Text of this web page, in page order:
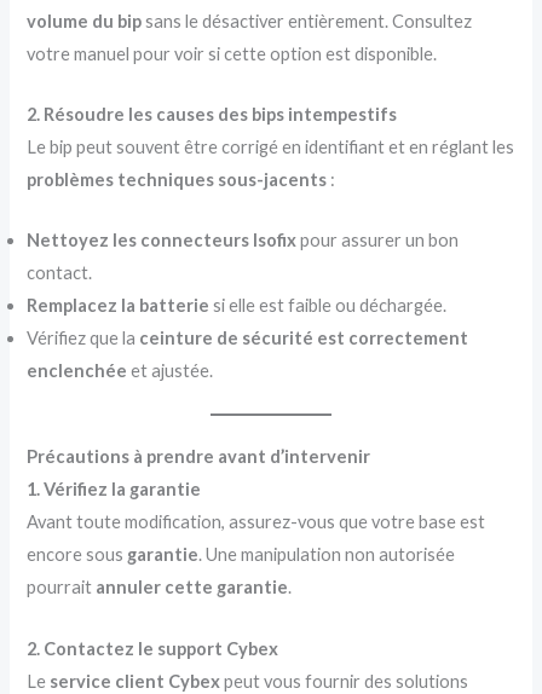
volume du bipsans le désactiver entièrement. Consultez
votre manuel pour voir si cette option est disponible.
2. Résoudre les causes des bips intempestifs
Le bip peut souvent être corrigé en identifiant et en réglant les
problèmes techniques sous-jacents :
Nettoyez les connecteurs Isofixpour assurer un bon
contact.
Remplacez la batterie si elle est faible ou déchargée.
Vérifiez que la ceinture de sécurité est correctement
enclenchée et ajustée.
Précautions à prendre avant d’intervenir
1. Vérifiez la garantie
Avant toute modification, assurez-vous que votre base est
encore sous garantie. Une manipulation non autorisée
pourrait annuler cette garantie.
2. Contactez le support Cybex
Le service client Cybexpeut vous fournir des solutions